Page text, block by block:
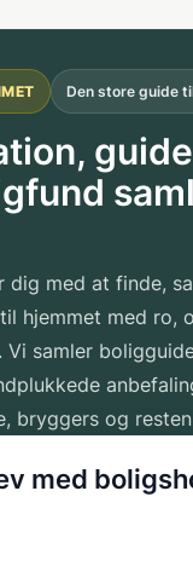
Den store guide
med at finde,
hjemmet med ro,
Vi samler
bryggers og
med